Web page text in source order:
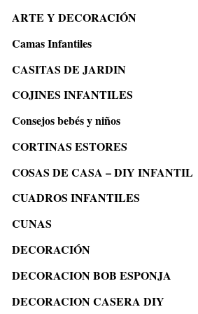
ARTE Y DECORACIÓN
Camas Infantiles
CASITAS DE JARDIN
COJINES INFANTILES
Consejos bebés y niños
CORTINAS ESTORES
COSAS DE CASA – DIY INFANTIL
CUADROS INFANTILES
CUNAS
DECORACIÓN
DECORACION BOB ESPONJA
DECORACION CASERA DIY